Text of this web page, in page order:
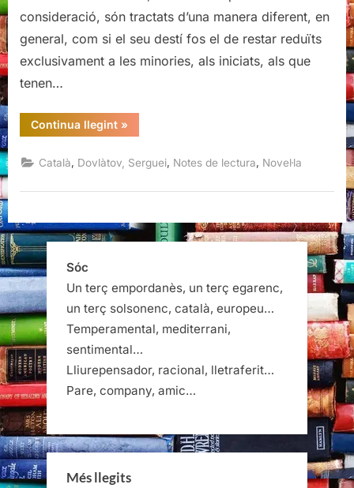
consideració, són tractats d’una manera diferent, en
general, com si el seu destí fos el de restar reduïts
exclusivament a les minories, als iniciats, als que
tenen…
Continua llegint“La
filial,
Dovlàtov”
»
Català Dovlàtov, Serguei Notes de lectura Novel·la
Sóc
Un terç empordanès, un terç egarenc,
un terç solsonenc, català, europeu…
Temperamental, mediterrani,
sentimental…
Lliurepensador, racional, lletraferit…
Pare, company, amic…
Més llegits